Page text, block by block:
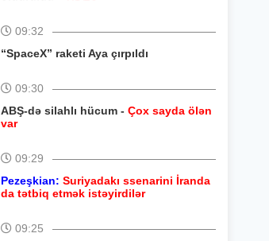
09:32
“SpaceX” raketi Aya çırpıldı
09:30
ABŞ-də silahlı hücum - Çox sayda ölən
var
09:29
Pezeşkian: Suriyadakı ssenarini İranda
da tətbiq etmək istəyirdilər
09:25